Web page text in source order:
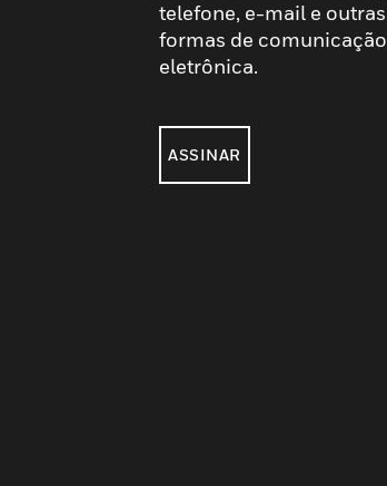
telefone, e-mail e outras
formas de comunicação
eletrônica.
ASSINAR